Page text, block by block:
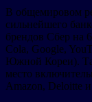
В общемировом
сильнейшего
брендов Сбер на
Cola, Google,
Южной Кореи).
место
Amazon, Deloitte и